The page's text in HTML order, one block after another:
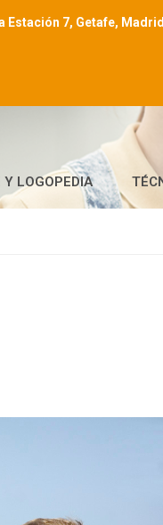
Estación 7, Getafe, Madrid
Y LOGOPEDIA